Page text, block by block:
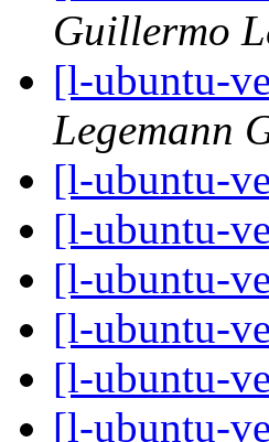
Guillermo
[l-ubuntu-
Legemann
[l-ubuntu-
[l-ubuntu-
[l-ubuntu-
[l-ubuntu-
[l-ubuntu-
[l-ubuntu-